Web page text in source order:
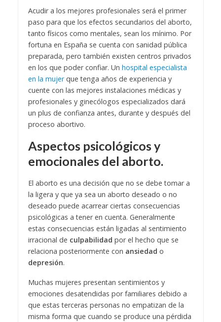
Acudir a los mejores profesionales será el primer
paso para que los efectos secundarios del aborto,
tanto físicos como mentales, sean los mínimo. Por
fortuna en España se cuenta con sanidad pública
preparada, pero también existen centros privados
en los que poder confiar. Un hospital especialista
en la mujerque tenga años de experiencia y
cuente con las mejores instalaciones médicas y
profesionales y ginecólogos especializados dará
un plus de confianza antes, durante y después del
proceso abortivo.
Aspectos psicológicos y
emocionales del aborto.
El aborto es una decisión que no se debe tomar a
la ligera y que ya sea un aborto deseado o no
deseado puede acarrear ciertas consecuencias
psicológicas a tener en cuenta. Generalmente
estas consecuencias están ligadas al sentimiento
irracional de culpabilidad por el hecho que se
relaciona posteriormente con ansiedad o
depresión.
Muchas mujeres presentan sentimientos y
emociones desatendidas por familiares debido a
que estas terceras personas no empatizan de la
misma forma que cuando se produce una pérdida